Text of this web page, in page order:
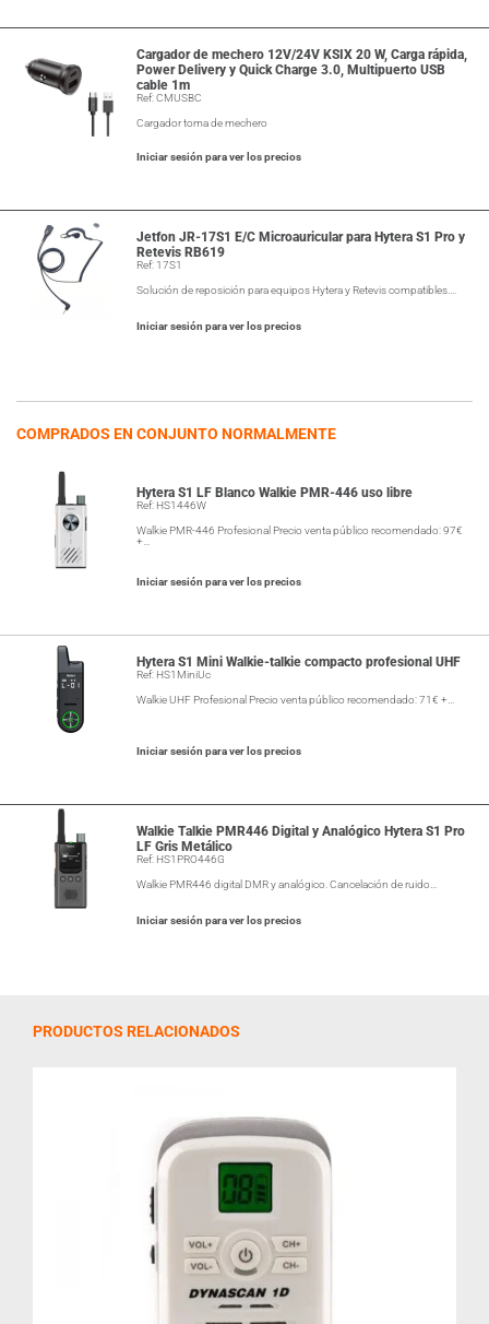
Cargador de mechero 12V/24V KSIX 20 W, Carga rápida,
Power Delivery y Quick Charge 3.0, Multipuerto USB
cable 1m
Ref: CMUSBC
Cargador toma de mechero
Iniciar sesión para ver los precios
Jetfon JR-17S1 E/C Microauricular para Hytera S1 Pro y
Retevis RB619
Ref: 17S1
Solución de reposición para equipos Hytera y Retevis compatibles.…
Iniciar sesión para ver los precios
COMPRADOS EN CONJUNTO NORMALMENTE
Hytera S1 LF Blanco Walkie PMR-446 uso libre
Ref: HS1446W
Walkie PMR-446 Profesional Precio venta público recomendado: 97€
+…
Iniciar sesión para ver los precios
Hytera S1 Mini Walkie-talkie compacto profesional UHF
Ref: HS1MiniUc
Walkie UHF Profesional Precio venta público recomendado: 71€ +…
Iniciar sesión para ver los precios
Walkie Talkie PMR446 Digital y Analógico Hytera S1 Pro
LF Gris Metálico
Ref: HS1PRO446G
Walkie PMR446 digital DMR y analógico. Cancelación de ruido…
Iniciar sesión para ver los precios
PRODUCTOS RELACIONADOS